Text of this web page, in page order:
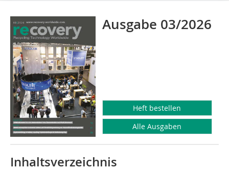
Ausgabe 03/2026
Heft bestellen
Alle Ausgaben
Inhaltsverzeichnis